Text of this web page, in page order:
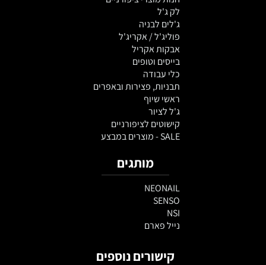
לק ג'ל
ג'לים לבניה
פוליג'ל / אקריג'ל
אבקות אקריל
בייסים וטופים
כלי עבודה
תבניות, פצירות ובאפרים
ראשי שיוף
ג'ל לציור
קישוטים לציפורניים
SALE - מוצרים במבצע
מותגים
NEONAIL
SENSO
NSI
נייל פארם
קישורים נוספים